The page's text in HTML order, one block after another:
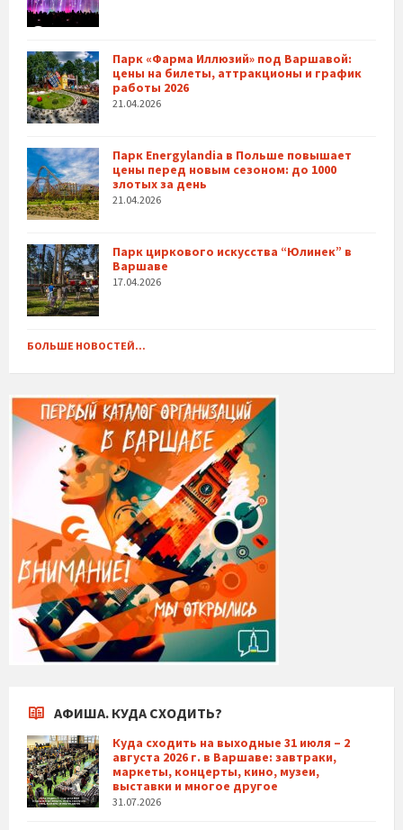
Парк «Фарма Иллюзий» под Варшавой:
цены на билеты, аттракционы и график
работы 2026
21.04.2026
Парк Energylandia в Польше повышает
цены перед новым сезоном: до 1000
злотых за день
21.04.2026
Парк циркового искусства “Юлинек” в
Варшаве
17.04.2026
БОЛЬШЕ НОВОСТЕЙ...
АФИША. КУДА СХОДИТЬ?
Куда сходить на выходные 31 июля – 2
августа 2026 г. в Варшаве: завтраки,
маркеты, концерты, кино, музеи,
выставки и многое другое
31.07.2026